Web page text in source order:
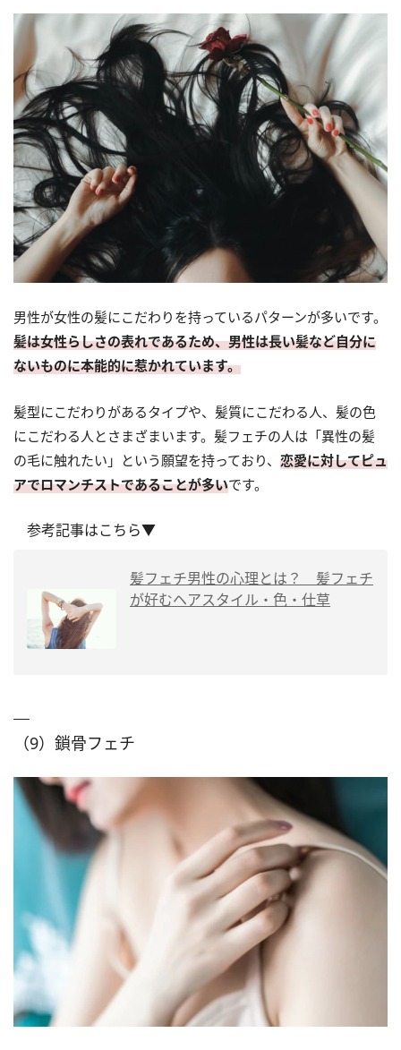
男性が女性の髪にこだわりを持っているパターンが多いです。
髪は女性らしさの表れであるため、男性は長い髪など自分に
ないものに本能的に惹かれています。
髪型にこだわりがあるタイプや、髪質にこだわる人、髪の色
にこだわる人とさまざまいます。髪フェチの人は「異性の髪
の毛に触れたい」という願望を持っており、 恋愛に対してピュ
アでロマンチストであることが多いです。
参考記事はこちら▼
髪フェチ男性の心理とは？ 髪フェチ
が好むヘアスタイル・色・仕草
（9）鎖骨フェチ